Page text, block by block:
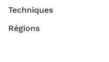
Techniques
Régions